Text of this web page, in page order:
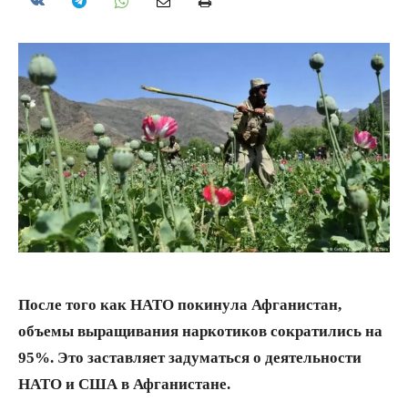
После того как НАТО покинула Афганистан,
объемы выращивания наркотиков сократились на
95%. Это заставляет задуматься о деятельности
НАТО и США в Афганистане.